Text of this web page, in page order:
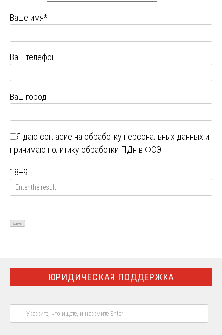
Ваше имя*
Ваш телефон
Ваш город
Я даю согласие на обработку персональных данных и
принимаю политику обработки ПДн в ФСЭ
18+9=
ЮРИДИЧЕСКАЯ ПОДДЕРЖКА